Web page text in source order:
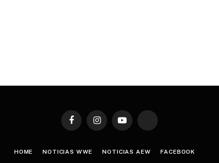
FacebookInstagramYouTube TikTok
HOME NOTICIAS WWE NOTICIAS AEW FACEBOOK